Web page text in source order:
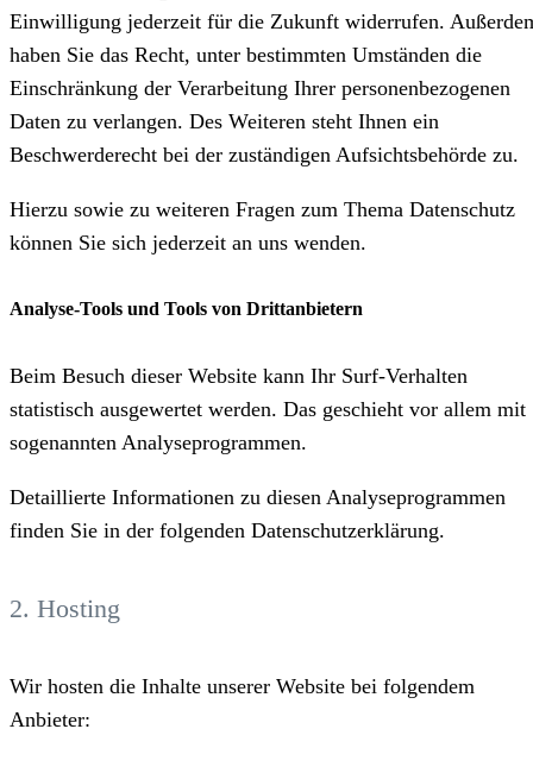
Einwilligung jederzeit für die Zukunft widerrufen.
haben Sie das Recht, unter bestimmten Umständen die
Einschränkung der Verarbeitung Ihrer personenbezogenen
Daten zu verlangen. Des Weiteren steht Ihnen ein
Beschwerderecht bei der zuständigen Aufsichtsbehörde zu.
Hierzu sowie zu weiteren Fragen zum Thema Datenschutz
können Sie sich jederzeit an uns wenden.
Analyse-Tools und Tools von Dritt­anbietern
Beim Besuch dieser Website kann Ihr Surf-Verhalten
statistisch ausgewertet werden. Das geschieht vor allem mit
sogenannten Analyseprogrammen.
Detaillierte Informationen zu diesen Analyseprogrammen
finden Sie in der folgenden Datenschutzerklärung.
2. Hosting
Wir hosten die Inhalte unserer Website bei folgendem
Anbieter: